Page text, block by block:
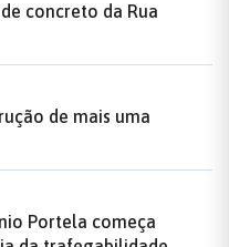
concreto da Rua
de mais uma
Portela começa